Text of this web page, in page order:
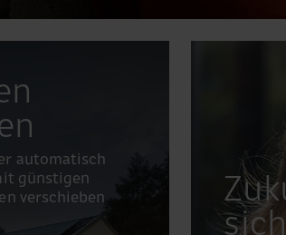
automatisch
günstigen
verschieben